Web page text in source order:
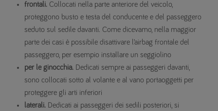
frontali. Collocati nella parte anteriore del veicolo,
proteggono busto e testa del conducente e del passeggero
seduto sul sedile davanti. Come dicevamo, nella maggior
parte dei casi è possibile disattivare l’airbag frontale del
passeggero, per esempio installare un seggiolino
per le ginocchia. Dedicati sempre ai passeggeri davanti,
sono collocati sotto al volante e al vano portaoggetti per
proteggere gli arti inferiori
laterali. Dedicati ai passeggeri dei sedili posteriori, si